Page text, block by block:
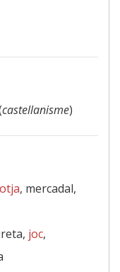
castellanisme)
, mercadal,
joc,